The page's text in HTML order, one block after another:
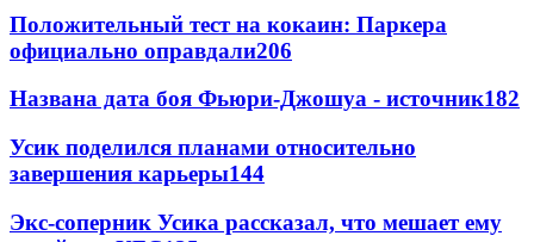
Положительный тест на кокаин: Паркера
официально оправдали206
Названа дата боя Фьюри-Джошуа - источник182
Усик поделился планами относительно
завершения карьеры144
Экс-соперник Усика рассказал, что мешает ему